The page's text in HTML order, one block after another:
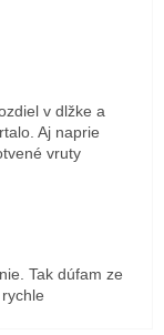
v dlžke a
Aj naprie
vruty
Tak dúfam ze